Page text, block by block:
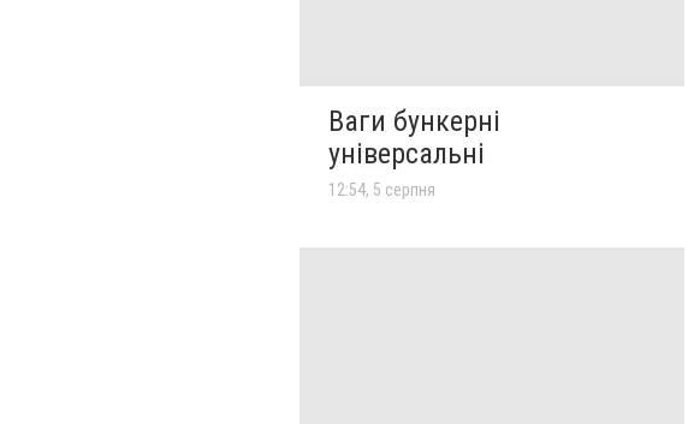
Ваги бункерні
універсальні
12:54, 5 серпня